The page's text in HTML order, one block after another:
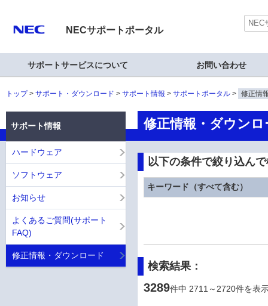
NECサポートポータル
サポートサービスについて お問い合わせ
トップ サポート・ダウンロード サポート情報 サポートポータル 修正情
修正情報・ダウンロ
以下の条件で絞り込ん
キーワード（すべて含む）
検索結果：
3289件中 2711～2720件を表
サポート情報
ハードウェア
ソフトウェア
お知らせ
よくあるご質問(サポート
FAQ)
修正情報・ダウンロード